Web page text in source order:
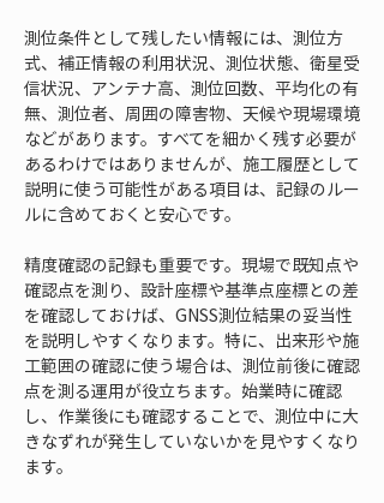
測位条件として残したい情報には、測位方
式、補正情報の利用状況、測位状態、衛星受
信状況、アンテナ高、測位回数、平均化の有
無、測位者、周囲の障害物、天候や現場環境
などがあります。すべてを細かく残す必要が
あるわけではありませんが、施工履歴として
説明に使う可能性がある項目は、記録のルー
ルに含めておくと安心です。
精度確認の記録も重要です。現場で既知点や
確認点を測り、設計座標や基準点座標との差
を確認しておけば、GNSS測位結果の妥当性
を説明しやすくなります。特に、出来形や施
工範囲の確認に使う場合は、測位前後に確認
点を測る運用が役立ちます。始業時に確認
し、作業後にも確認することで、測位中に大
きなずれが発生していないかを見やすくなり
ます。